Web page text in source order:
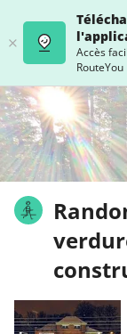
Accès
RouteYou